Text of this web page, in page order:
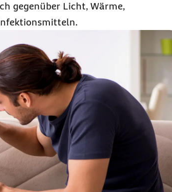
gegenüber Licht, Wärme,